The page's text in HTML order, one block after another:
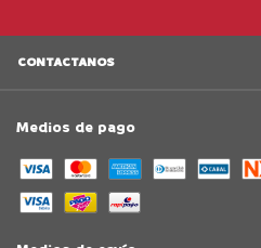
CONTACTANOS
Medios de pago